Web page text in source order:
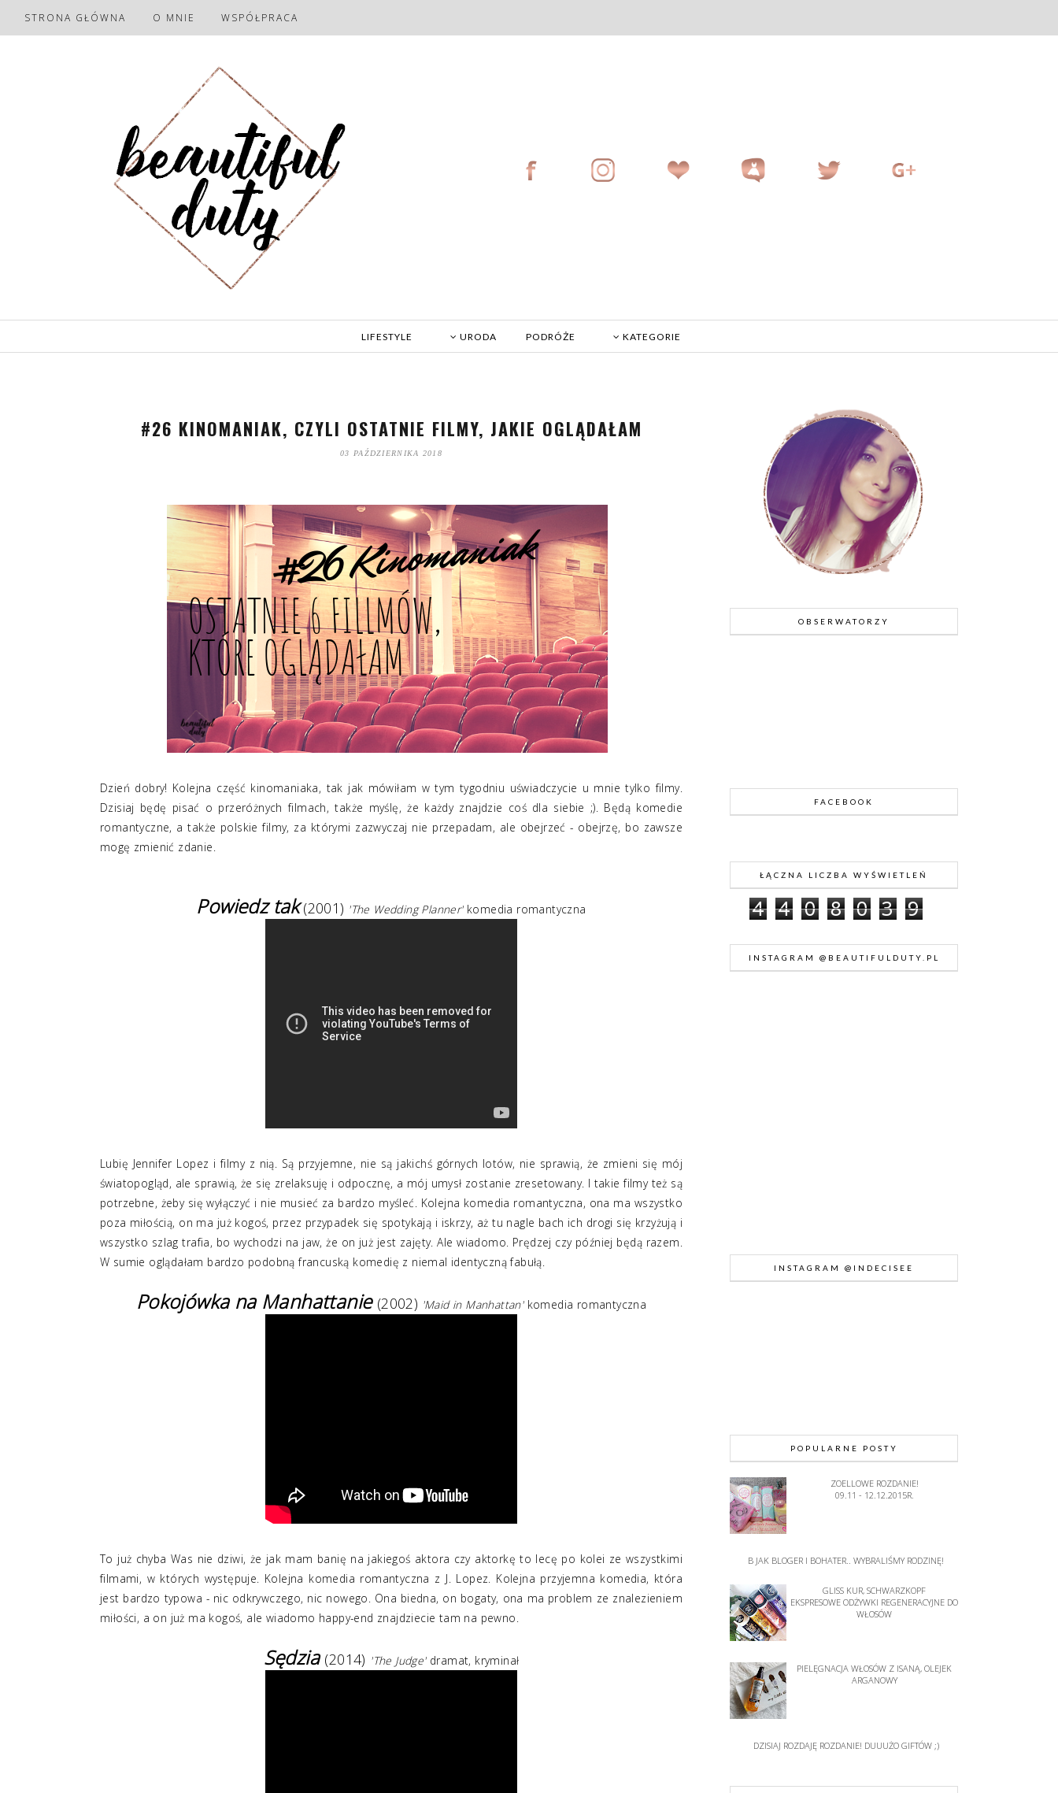
STRONA GŁÓWNA O MNIE WSPÓŁPRACA
LIFESTYLE URODA PODRÓŻE KATEGORIE
#26 KINOMANIAK, CZYLI OSTATNIE FILMY, JAKIE OGLĄDAŁAM
03 PAŹDZIERNIKA 2018
Dzień dobry! Kolejna część kinomaniaka, tak jak mówiłam w tym tygodniu uświadczycie u mnie tylko filmy.
Dzisiaj będę pisać o przeróżnych filmach, także myślę, że każdy znajdzie coś dla siebie ;). Będą komedie
romantyczne, a także polskie filmy, za którymi zazwyczaj nie przepadam, ale obejrzeć - obejrzę, bo zawsze
mogę zmienić zdanie.
Powiedz tak (2001) 'The Wedding Planner'komedia romantyczna
Lubię Jennifer Lopez i filmy z nią. Są przyjemne, nie są jakichś górnych lotów, nie sprawią, że zmieni się mój
światopogląd, ale sprawią, że się zrelaksuję i odpocznę, a mój umysł zostanie zresetowany. I takie filmy też są
potrzebne, żeby się wyłączyć i nie musieć za bardzo myśleć. Kolejna komedia romantyczna, ona ma wszystko
poza miłością, on ma już kogoś, przez przypadek się spotykają i iskrzy, aż tu nagle bach ich drogi się krzyżują i
wszystko szlag trafia, bo wychodzi na jaw, że on już jest zajęty. Ale wiadomo. Prędzej czy później będą razem.
W sumie oglądałam bardzo podobną francuską komedię z niemal identyczną fabułą.
Pokojówka na Manhattanie (2002) 'Maid in Manhattan'komedia romantyczna
To już chyba Was nie dziwi, że jak mam banię na jakiegoś aktora czy aktorkę to lecę po kolei ze wszystkimi
filmami, w których występuje. Kolejna komedia romantyczna z J. Lopez. Kolejna przyjemna komedia, która
jest bardzo typowa - nic odkrywczego, nic nowego. Ona biedna, on bogaty, ona ma problem ze znalezieniem
miłości, a on już ma kogoś, ale wiadomo happy-end znajdziecie tam na pewno.
Sędzia (2014) 'The Judge' dramat, kryminał
OBSERWATORZY
FACEBOOK
ŁĄCZNA LICZBA WYŚWIETLEŃ
4 4 0 8 0 3 9
INSTAGRAM @BEAUTIFULDUTY.PL
INSTAGRAM @INDECISEE
POPULARNE POSTY
ZOELLOWE ROZDANIE!
09.11 - 12.12.2015R.
B JAK BLOGER I BOHATER.. WYBRALIŚMY RODZINĘ!
GLISS KUR, SCHWARZKOPF
EKSPRESOWE ODŻYWKI REGENERACYJNE DO
WŁOSÓW
PIELĘGNACJA WŁOSÓW Z ISANĄ, OLEJEK
ARGANOWY
DZISIAJ ROZDAJĘ ROZDANIE! DUUUŻO GIFTÓW ;)